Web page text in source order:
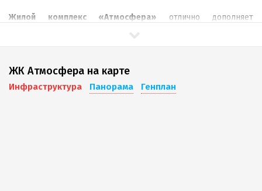
Жилой комплекс «Атмосфера» отлично дополняет
каждой семьи. Современные решения учтены не только в
архитектуре комплекса, но и в оформлении придомовой
территории: паркинг для автомобилей, специальные зоны
ЖК Атмосфера на карте
Инфраструктура Панорама Генплан